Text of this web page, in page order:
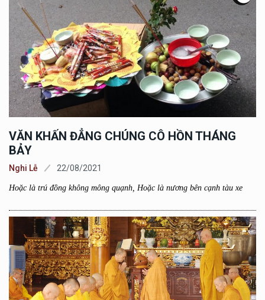
VĂN KHẤN ĐẲNG CHÚNG CÔ HỒN THÁNG
BẢY
Nghi Lễ 22/08/2021
Hoặc là trú đồng không mông quạnh, Hoặc là nương bên cạnh tàu xe